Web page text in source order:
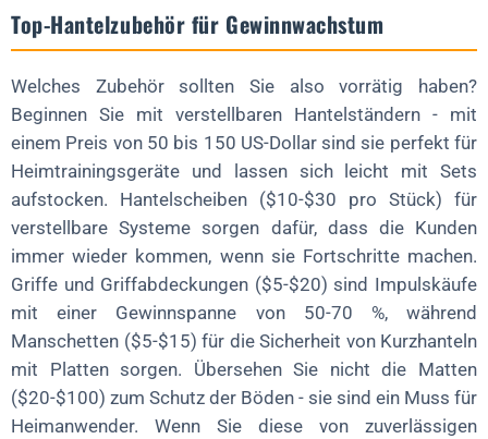
Top-Hantelzubehör für Gewinnwachstum
Welches Zubehör sollten Sie also vorrätig haben?
Beginnen Sie mit verstellbaren Hantelständern - mit
einem Preis von 50 bis 150 US-Dollar sind sie perfekt für
Heimtrainingsgeräte und lassen sich leicht mit Sets
aufstocken. Hantelscheiben ($10-$30 pro Stück) für
verstellbare Systeme sorgen dafür, dass die Kunden
immer wieder kommen, wenn sie Fortschritte machen.
Griffe und Griffabdeckungen ($5-$20) sind Impulskäufe
mit einer Gewinnspanne von 50-70 %, während
Manschetten ($5-$15) für die Sicherheit von Kurzhanteln
mit Platten sorgen. Übersehen Sie nicht die Matten
($20-$100) zum Schutz der Böden - sie sind ein Muss für
Heimanwender. Wenn Sie diese von zuverlässigen